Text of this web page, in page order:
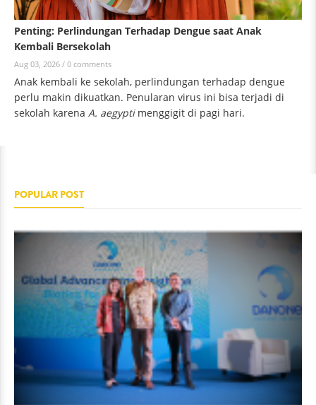
Penting: Perlindungan Terhadap Dengue saat Anak
Kembali Bersekolah
Aug 03, 2026 / 0 comments
Anak kembali ke sekolah, perlindungan terhadap dengue
perlu makin dikuatkan. Penularan virus ini bisa terjadi di
sekolah karena A. aegyptimenggigit di pagi hari.
POPULAR POST